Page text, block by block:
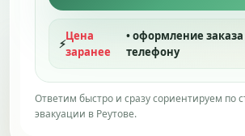
⚡
Цена
заранее
• оформление заказа
телефону
Ответим быстро и сразу сориентируем по
эвакуации в Реутове.